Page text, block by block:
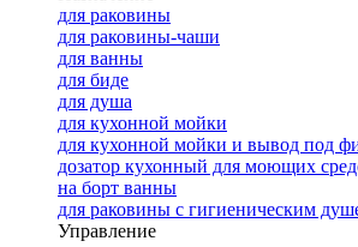
для раковины
для раковины-чаши
для ванны
для биде
для душа
для кухонной мойки
для кухонной мойки и вывод под
дозатор кухонный для моющих
на борт ванны
для раковины с гигиеническим
Управление